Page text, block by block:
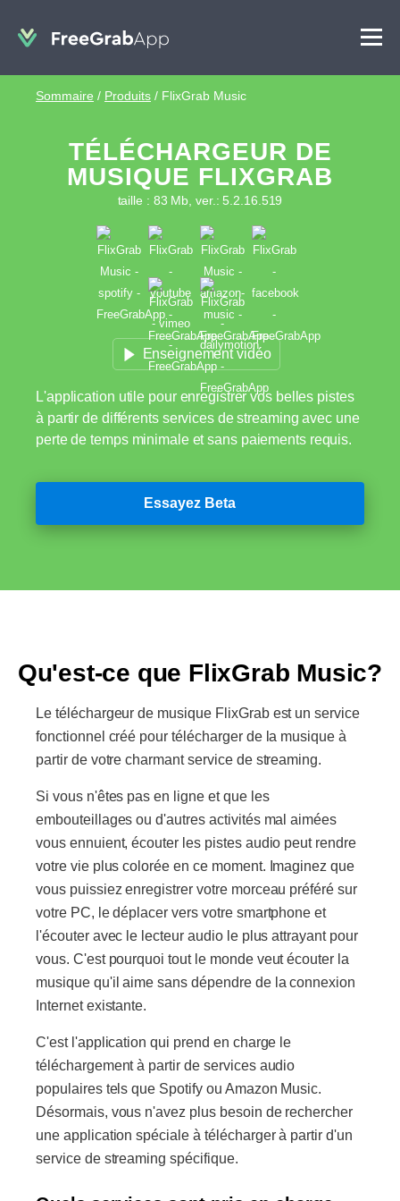
Sommaire / Produits / FlixGrab Music
TÉLÉCHARGEUR DE
MUSIQUE FLIXGRAB
taille : 83 Mb, ver.: 5.2.16.519
Enseignement vidéo
L'application utile pour enregistrer vos belles pistes
à partir de différents services de streaming avec une
perte de temps minimale et sans paiements requis.
Essayez Beta
Qu'est-ce que FlixGrab Music?
Le téléchargeur de musique FlixGrab est un service
fonctionnel créé pour télécharger de la musique à
partir de votre charmant service de streaming.
Si vous n'êtes pas en ligne et que les
embouteillages ou d'autres activités mal aimées
vous ennuient, écouter les pistes audio peut rendre
votre vie plus colorée en ce moment. Imaginez que
vous puissiez enregistrer votre morceau préféré sur
votre PC, le déplacer vers votre smartphone et
l'écouter avec le lecteur audio le plus attrayant pour
vous. C'est pourquoi tout le monde veut écouter la
musique qu'il aime sans dépendre de la connexion
Internet existante.
C'est l'application qui prend en charge le
téléchargement à partir de services audio
populaires tels que Spotify ou Amazon Music.
Désormais, vous n'avez plus besoin de rechercher
une application spéciale à télécharger à partir d'un
service de streaming spécifique.